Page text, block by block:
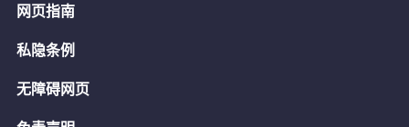
网页指南
私隐条例
无障碍网页